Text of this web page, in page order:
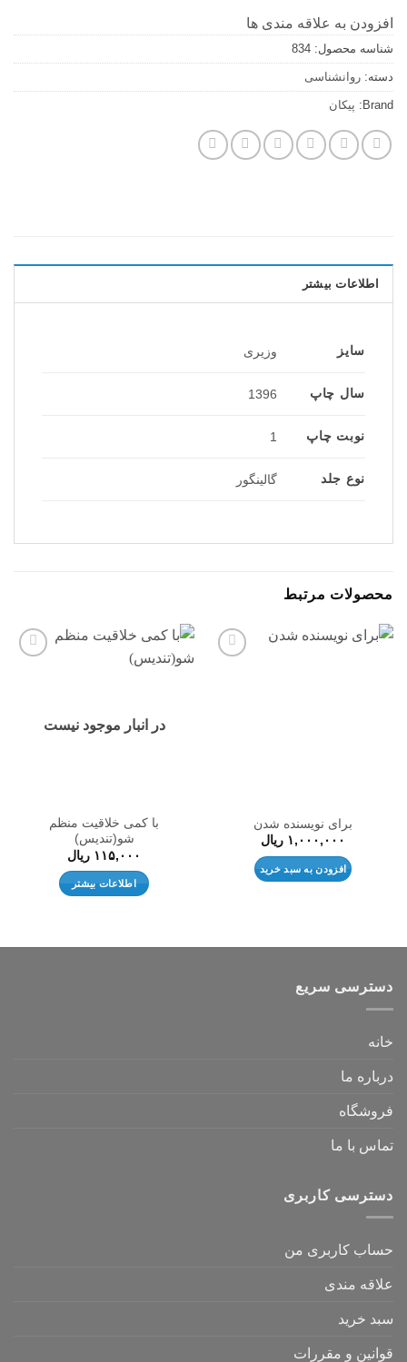
افزودن به علاقه مندی ها
شناسه محصول: 834
دسته: روانشناسی
Brand: پيكان
اطلاعات بیشتر
سایز وزیری
سال چاپ 1396
نوبت چاپ 1
نوع جلد گالینگور
محصولات مرتبط
برای نویسنده شدن
۱,۰۰۰,۰۰۰ ریال
افزودن به سبد خرید
در انبار موجود نیست
با کمی خلاقیت منظم
شو(تندیس)
۱۱۵,۰۰۰ ریال
اطلاعات بیشتر
دسترسی سریع
خانه
درباره ما
فروشگاه
تماس با ما
دسترسی کاربری
حساب کاربری من
علاقه مندی
سبد خرید
قوانین و مقررات